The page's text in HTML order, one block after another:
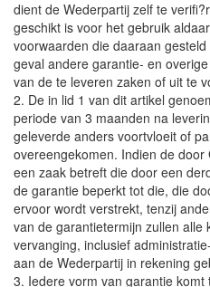
dient de Wederpartij zelf te
geschikt is voor het gebruik
voorwaarden die daaraan
geval andere garantie- en
van de te leveren zaken of uit te
2. De in lid 1 van dit artikel
periode van 3 maanden na
geleverde anders voortvloeit of
overeengekomen. Indien de
een zaak betreft die door een
de garantie beperkt tot die, die
ervoor wordt verstrekt, tenzij
van de garantietermijn zullen alle
vervanging, inclusief
aan de Wederpartij in rekening
3. Iedere vorm van garantie